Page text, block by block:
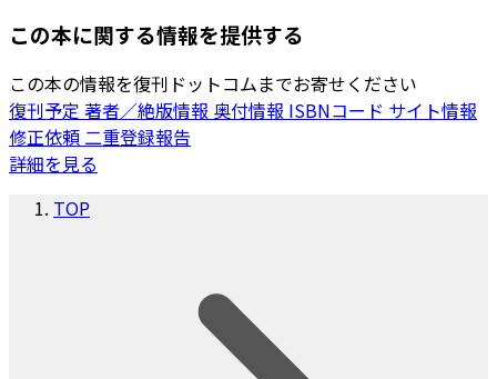
この本に関する情報を提供する
この本の情報を復刊ドットコムまでお寄せください
復刊予定 著者／絶版情報 奥付情報 ISBNコード サイト情報
修正依頼二重登録報告
詳細を見る
TOP